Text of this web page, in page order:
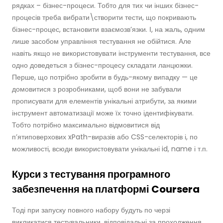
рядках – бізнес-процеси. Тобто для тих чи інших бізнес-
процесів треба вибрати\створити тести, що покривають
бізнес-процес, встановити взаємозв’язки. І, на жаль, одним
лише засобом управління тестування не обійтися. Але
навіть якщо не використовувати інструменти тестування, все
одно доведеться з бізнес-процесу складати ланцюжки.
Перше, що потрібно зробити в будь-якому випадку — це
домовитися з розробниками, щоб вони не забували
прописувати для елементів унікальні атрибути, за якими
інструмент автоматизації може їх точно ідентифікувати.
Тобто потрібно максимально відмовитися від
п’ятиповерхових xPath-виразів або CSS-селекторів і, по
можливості, всюди використовувати унікальні id, name і т.п.
Курси з тестування програмного
забезпечення на платформі Coursera
Тоді при запуску повного набору будуть по черзі